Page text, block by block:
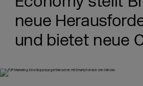
neue
und bietet neue